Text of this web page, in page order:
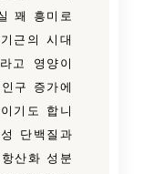
꽤 흥미로
근의 시대
고 영양이
구 증가에
기도 합니
단백질과
산화 성분